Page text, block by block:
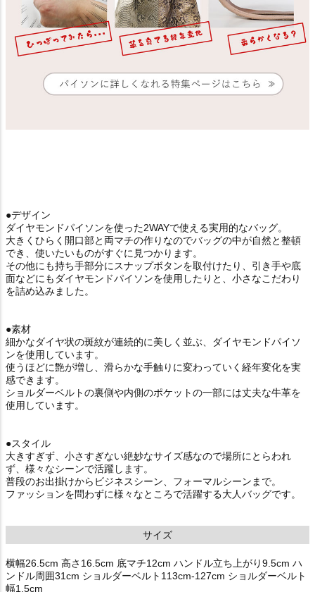
●デザイン
ダイヤモンドパイソンを使った2WAYで使える実用的なバッグ。
大きくひらく開口部と両マチの作りなのでバッグの中が自然と整頓
でき、使いたいものがすぐに見つかります。
その他にも持ち手部分にスナップボタンを取付けたり、引き手や底
面などにもダイヤモンドパイソンを使用したりと、小さなこだわり
を詰め込みました。
●素材
細かなダイヤ状の斑紋が連続的に美しく並ぶ、ダイヤモンドパイソ
ンを使用しています。
使うほどに艶が増し、滑らかな手触りに変わっていく経年変化を実
感できます。
ショルダーベルトの裏側や内側のポケットの一部には丈夫な牛革を
使用しています。
●スタイル
大きすぎず、小さすぎない絶妙なサイズ感なので場所にとらわれ
ず、様々なシーンで活躍します。
普段のお出掛けからビジネスシーン、フォーマルシーンまで。
ファッションを問わずに様々なところで活躍する大人バッグです。
サイズ
横幅26.5cm 高さ16.5cm 底マチ12cm ハンドル立ち上がり9.5cm ハ
ンドル周囲31cm ショルダーベルト113cm-127cm ショルダーベルト
幅1.5cm